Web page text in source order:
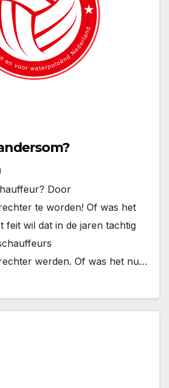
Door
te worden! Of was het
feit wil dat in de jaren tachtig
werden. Of was het nu…